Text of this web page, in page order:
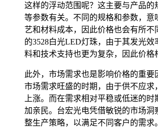
这样的浮动范围呢？这主要与产品的
等参数有关。不同的规格和参数，意
艺和材料成本，因此价格也会有所不
的3528白光LED灯珠，由于其发光效
料和技术支持也更为复杂，因此价格
此外，市场需求也是影响价格的重要
市场需求旺盛的时期，由于供不应求
上涨。而在需求相对平稳或低迷的时
加亲民。台宏光电凭借敏锐的市场洞
整生产策略，以满足不同客户的需求。